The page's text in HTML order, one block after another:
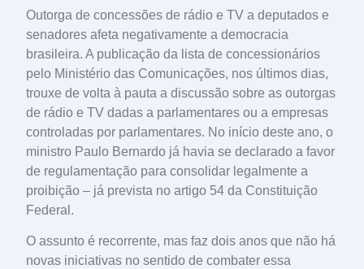
Outorga de concessões de rádio e TV a deputados e
senadores afeta negativamente a democracia
brasileira. A publicação da lista de concessionários
pelo Ministério das Comunicações, nos últimos dias,
trouxe de volta à pauta a discussão sobre as outorgas
de rádio e TV dadas a parlamentares ou a empresas
controladas por parlamentares. No início deste ano, o
ministro Paulo Bernardo já havia se declarado a favor
de regulamentação para consolidar legalmente a
proibição – já prevista no artigo 54 da Constituição
Federal.
O assunto é recorrente, mas faz dois anos que não há
novas iniciativas no sentido de combater essa